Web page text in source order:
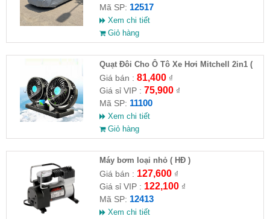
Mã SP: 12517
Xem chi tiết
Giỏ hàng
Quạt Đôi Cho Ô Tô Xe Hơi Mitchell 2in1 (
HĐ )
Giá bán : 81,400₫
Giá sỉ VIP : 75,900₫
Mã SP: 11100
Xem chi tiết
Giỏ hàng
Máy bơm loại nhỏ ( HĐ )
Giá bán : 127,600₫
Giá sỉ VIP : 122,100₫
Mã SP: 12413
Xem chi tiết